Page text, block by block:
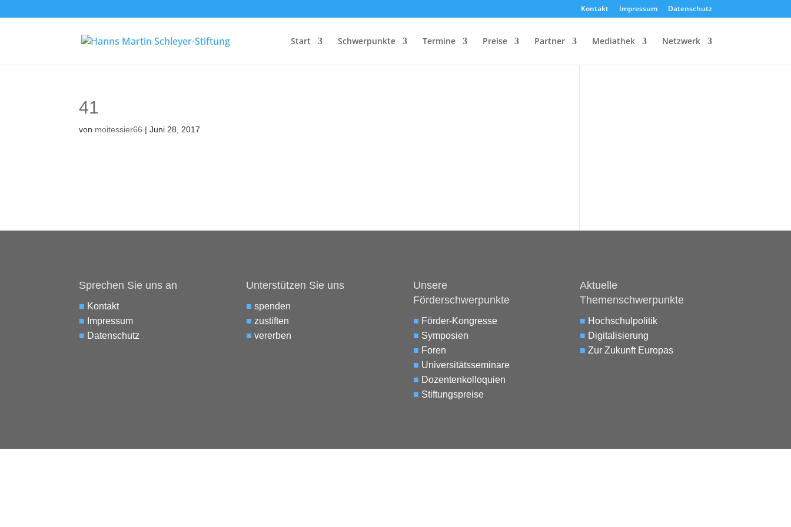
Kontakt Impressum Datenschutz
Start Schwerpunkte Termine Preise Partner Mediathek Netzwerk
41
von moitessier66 |Juni 28, 2017
Sprechen Sie uns an
■ Kontakt
■ Impressum
■ Datenschutz
Unterstützen Sie uns
■ spenden
■ zustiften
■ vererben
Unsere
Förderschwerpunkte
■ Förder-Kongresse
■ Symposien
■ Foren
■ Universitätsseminare
■ Dozentenkolloquien
■ Stiftungspreise
Aktuelle
Themenschwerpunkte
■ Hochschulpolitik
■ Digitalisierung
■ Zur Zukunft Europas